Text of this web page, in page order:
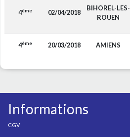
4ème 02/04/2018
BIHOREL-LES-
ROUEN
4ème 20/03/2018 AMIENS
Informations
CGV